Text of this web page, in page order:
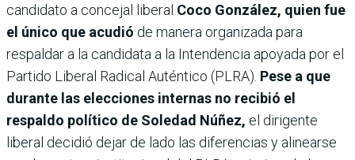
candidato a concejal liberal Coco González, quien fue
el único que acudió de manera organizada para
respaldar a la candidata a la Intendencia apoyada por el
Partido Liberal Radical Auténtico (PLRA). Pese a que
durante las elecciones internas no recibió el
respaldo político de Soledad Núñez, el dirigente
liberal decidió dejar de lado las diferencias y alinearse